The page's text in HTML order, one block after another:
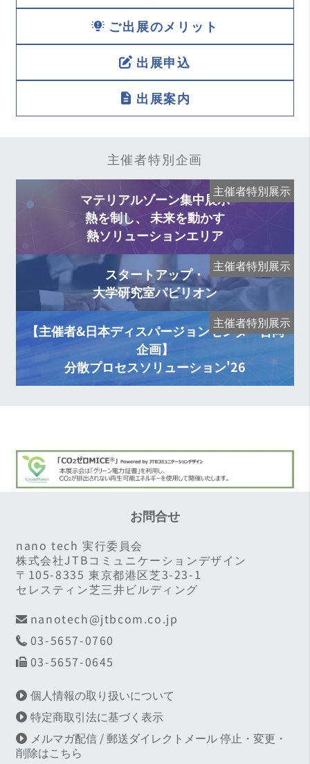
ご出展のメリット
出展申込
出展案内
主催者特別企画
主催者特別展示
マテリアルゾーン集中展示
熱を制し、 未来を動かす
熱ソリューションエリア
主催者特別展示
スタートアップ・
大学研究室パビリオン
主催者特別展示
【主催者&日本ディスパージョンセンター合同
企画】
分散プロセスソリューション'26
お問合せ
nano tech 実行委員会
株式会社JTBコミュニケーションデザイン
〒105-8335 東京都港区芝3-23-1
セレスティン芝三井ビルディング
nanotech@jtbcom.co.jp
03-5657-0760
03-5657-0645
個人情報の取り扱いについて
特定商取引法に基づく表示
メルマガ配信 / 郵送ダイレクトメール 停止・変更・
削除はこちら